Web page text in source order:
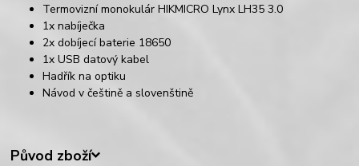
Termovizní monokulár HIKMICRO Lynx LH35 3.0
1x nabíječka
2x dobíjecí baterie 18650
1x USB datový kabel
Hadřík na optiku
Návod v češtině a slovenštině
Původ zboží